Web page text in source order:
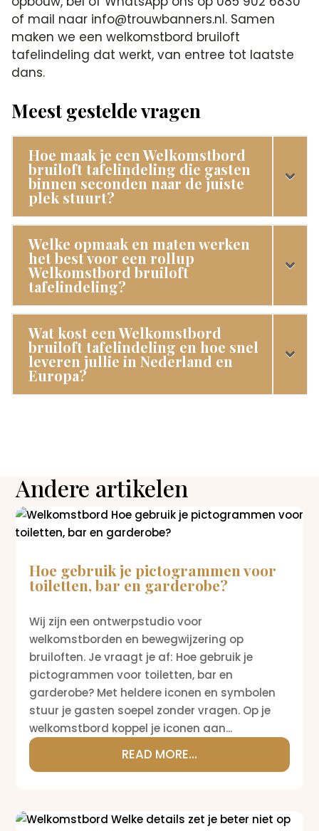
of mail naar info@trouwbanners.nl. Samen
maken we een welkomstbord bruiloft
tafelindeling dat werkt, van entree tot laatste
dans.
Meest gestelde vragen
Hoe maak je een Welkomstbord
bruiloft tafelindeling die gasten
binnen seconden naar de juiste
plek stuurt?
Welke opmaak en maten werken
het best voor een rollup
Welkomstbord bruiloft
tafelindeling?
Wat kost een Welkomstbord
bruiloft tafelindeling en hoe snel
leveren jullie in Nederland en
Europa?
Andere artikelen
Hoe gebruik je pictogrammen voor
toiletten, bar en garderobe?
Wij zijn een ontwerpstudio voor
welkomstborden en bewegwijzering op
bruiloften. Je vraagt je af: Hoe gebruik je
pictogrammen voor toiletten, bar en
garderobe? Met heldere iconen en symbolen
stuur je gasten soepel zonder vragen. Op je
welkomstbord koppel je iconen aan...
READ MORE...